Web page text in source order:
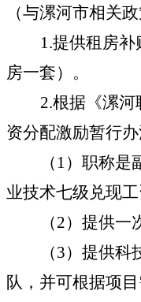
（与漯河市相关
1.提供租房补
房一套）。
2.根据《漯河
资分配激励暂行
（ 1）职称是
业技术七级兑现工
（2）提供一
（3）提供科
队，并可根据项